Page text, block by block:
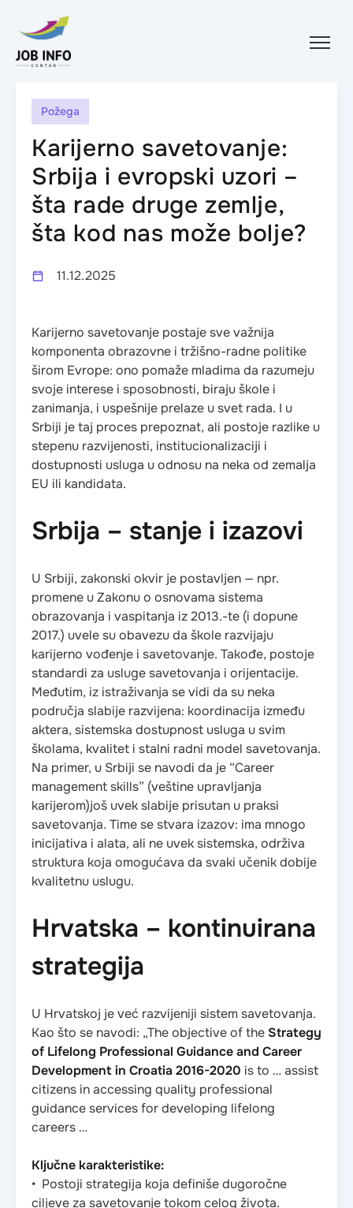
Skip to content
Požega
Karijerno savetovanje:
Srbija i evropski uzori –
šta rade druge zemlje,
šta kod nas može bolje?
11.12.2025
Karijerno savetovanje postaje sve važnija
komponenta obrazovne i tržišno-radne politike
širom Evrope: ono pomaže mladima da razumeju
svoje interese i sposobnosti, biraju škole i
zanimanja, i uspešnije prelaze u svet rada. I u
Srbiji je taj proces prepoznat, ali postoje razlike u
stepenu razvijenosti, institucionalizaciji i
dostupnosti usluga u odnosu na neka od zemalja
EU ili kandidata.
Srbija – stanje i izazovi
U Srbiji, zakonski okvir je postavljen — npr.
promene u Zakonu o osnovama sistema
obrazovanja i vaspitanja iz 2013.-te (i dopune
2017.) uvele su obavezu da škole razvijaju
karijerno vođenje i savetovanje. Takođe, postoje
standardi za usluge savetovanja i orijentacije.
Međutim, iz istraživanja se vidi da su neka
područja slabije razvijena: koordinacija između
aktera, sistemska dostupnost usluga u svim
školama, kvalitet i stalni radni model savetovanja.
Na primer, u Srbiji se navodi da je “Career
management skills” (veštine upravljanja
karijerom)još uvek slabije prisutan u praksi
savetovanja. Time se stvara izazov: ima mnogo
inicijativa i alata, ali ne uvek sistemska, održiva
struktura koja omogućava da svaki učenik dobije
kvalitetnu uslugu.
Hrvatska – kontinuirana
strategija
U Hrvatskoj je već razvijeniji sistem savetovanja.
Kao što se navodi: „The objective of the Strategy
of Lifelong Professional Guidance and Career
Development in Croatia 2016-2020 is to … assist
citizens in accessing quality professional
guidance services for developing lifelong
careers …
Ključne karakteristike:
• Postoji strategija koja definiše dugoročne
ciljeve za savetovanje tokom celog života.